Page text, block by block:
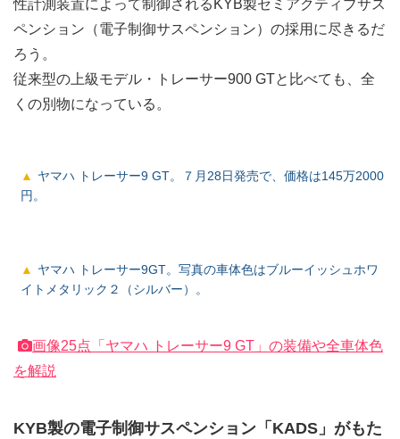
性計測装置によって制御されるKYB製セミアクティブサス
ペンション（電子制御サスペンション）の採用に尽きるだ
ろう。
従来型の上級モデル・トレーサー900 GTと比べても、全
くの別物になっている。
ヤマハ トレーサー9 GT。７月28日発売で、価格は145万2000
円。
ヤマハ トレーサー9GT。写真の車体色はブルーイッシュホワ
イトメタリック２（シルバー）。
画像25点「ヤマハ トレーサー9 GT」の装備や全車体色
を解説
KYB製の電子制御サスペンション「KADS」がもた